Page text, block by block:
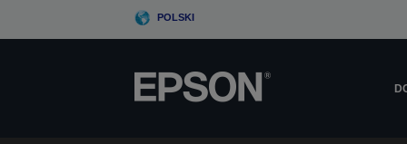
POLSKI